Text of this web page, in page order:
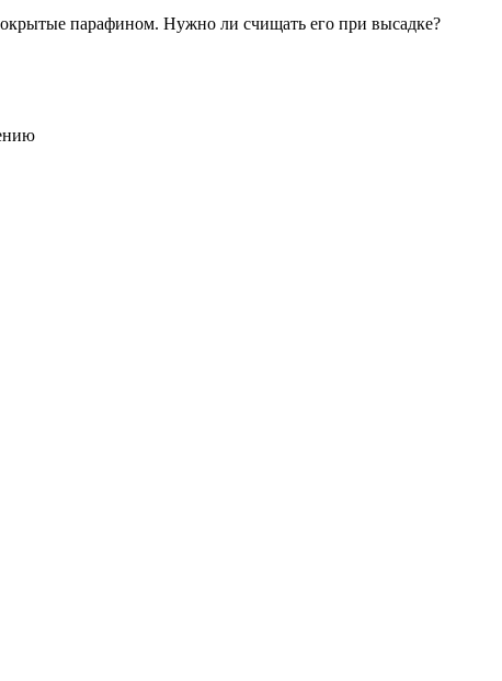
парафином. Нужно ли счищать его при высадке?